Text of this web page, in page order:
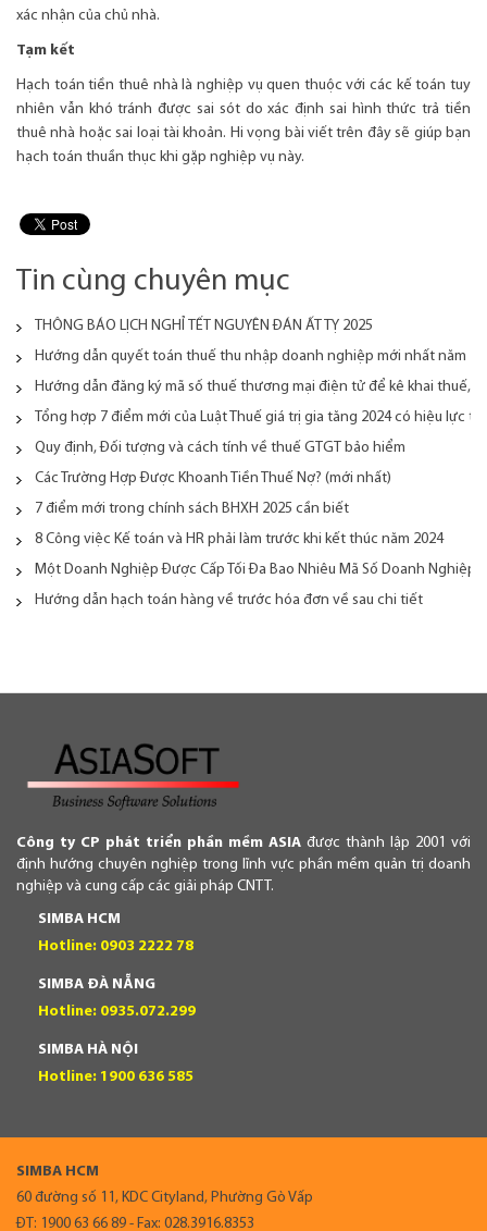
xác nhận của chủ nhà.
Tạm kết
Hạch toán tiền thuê nhà là nghiệp vụ quen thuộc với các kế toán tuy
nhiên vẫn khó tránh được sai sót do xác định sai hình thức trả tiền
thuê nhà hoặc sai loại tài khoản. Hi vọng bài viết trên đây sẽ giúp bạn
hạch toán thuần thục khi gặp nghiệp vụ này.
Tin cùng chuyên mục
THÔNG BÁO LỊCH NGHỈ TẾT NGUYÊN ĐÁN ẤT TỴ 2025
Hướng dẫn quyết toán thuế thu nhập doanh nghiệp mới nhất năm
Hướng dẫn đăng ký mã số thuế thương mại điện tử để kê khai thuế,
Tổng hợp 7 điểm mới của Luật Thuế giá trị gia tăng 2024 có hiệu lực từ
Quy định, Đối tượng và cách tính về thuế GTGT bảo hiểm
Các Trường Hợp Được Khoanh Tiền Thuế Nợ? (mới nhất)
7 điểm mới trong chính sách BHXH 2025 cần biết
8 Công việc Kế toán và HR phải làm trước khi kết thúc năm 2024
Một Doanh Nghiệp Được Cấp Tối Đa Bao Nhiêu Mã Số Doanh Nghiệp
Hướng dẫn hạch toán hàng về trước hóa đơn về sau chi tiết
Công ty CP phát triển phần mềm ASIA được thành lập 2001 với
định hướng chuyên nghiệp trong lĩnh vực phần mềm quản trị doanh
nghiệp và cung cấp các giải pháp CNTT.
SIMBA HCM
Hotline: 0903 2222 78
SIMBA ĐÀ NẴNG
Hotline: 0935.072.299
SIMBA HÀ NỘI
Hotline: 1900 636 585
SIMBA HCM
60 đường số 11, KDC Cityland, Phường Gò Vấp
ĐT: 1900 63 66 89 - Fax: 028.3916.8353